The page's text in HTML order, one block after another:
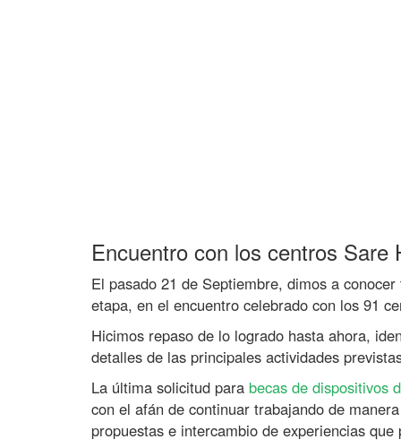
Encuentro con los centros Sare
El pasado 21 de Septiembre, dimos a
etapa, en el encuentro celebrado con los 91
Hicimos repaso de lo logrado hasta ahora,
detalles de las principales actividades
La última solicitud para becas de dispositivos
con el afán de continuar trabajando de
propuestas e intercambio de experiencias